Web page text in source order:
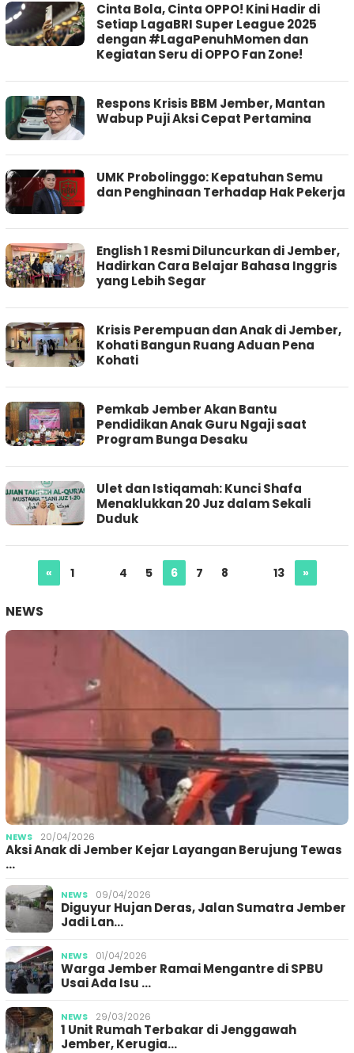
Cinta Bola, Cinta OPPO! Kini Hadir di
Setiap LagaBRI Super League 2025
dengan #LagaPenuhMomen dan
Kegiatan Seru di OPPO Fan Zone!
Respons Krisis BBM Jember, Mantan
Wabup Puji Aksi Cepat Pertamina
UMK Probolinggo: Kepatuhan Semu
dan Penghinaan Terhadap Hak Pekerja
English 1 Resmi Diluncurkan di Jember,
Hadirkan Cara Belajar Bahasa Inggris
yang Lebih Segar
Krisis Perempuan dan Anak di Jember,
Kohati Bangun Ruang Aduan Pena
Kohati
Pemkab Jember Akan Bantu
Pendidikan Anak Guru Ngaji saat
Program Bunga Desaku
Ulet dan Istiqamah: Kunci Shafa
Menaklukkan 20 Juz dalam Sekali
Duduk
« 1 4 5 6 7 8 13 »
NEWS
NEWS 20/04/2026
Aksi Anak di Jember Kejar Layangan Berujung Tewas
…
NEWS 09/04/2026
Diguyur Hujan Deras, Jalan Sumatra Jember
Jadi Lan…
NEWS 01/04/2026
Warga Jember Ramai Mengantre di SPBU
Usai Ada Isu …
NEWS 29/03/2026
1 Unit Rumah Terbakar di Jenggawah
Jember, Kerugia…